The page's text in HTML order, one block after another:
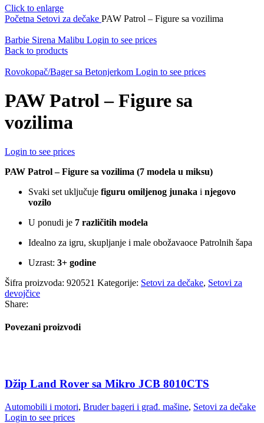
Click to enlarge
Početna Setovi za dečake PAW Patrol – Figure sa vozilima
Barbie Sirena Malibu Login to see prices
Back to products
Rovokopač/Bager sa Betonjerkom Login to see prices
PAW Patrol – Figure sa
vozilima
Login to see prices
PAW Patrol – Figure sa vozilima (7 modela u miksu)
Svaki set uključuje figuru omiljenog junaka i njegovo
vozilo
U ponudi je 7 različitih modela
Idealno za igru, skupljanje i male obožavaoce Patrolnih šapa
Uzrast: 3+ godine
Šifra proizvoda: 920521 Kategorije: Setovi za dečake, Setovi za
devojčice
Share:
Povezani proizvodi
Džip Land Rover sa Mikro JCB 8010CTS
Automobili i motori, Bruder bageri i građ. mašine, Setovi za dečake
Login to see prices